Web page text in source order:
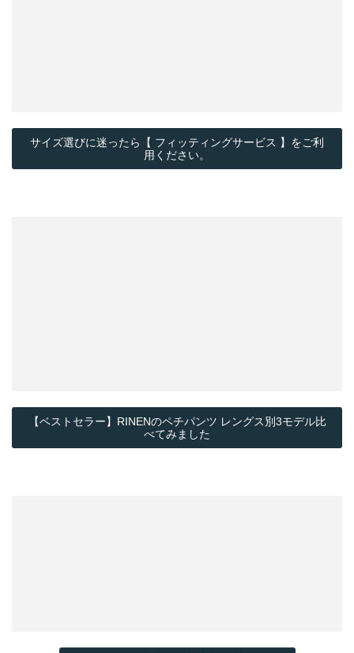
サイズ選びに迷ったら【 フィッティングサービス 】をご利
用ください。
【ベストセラー】RINENのペチパンツ レングス別3モデル比
べてみました